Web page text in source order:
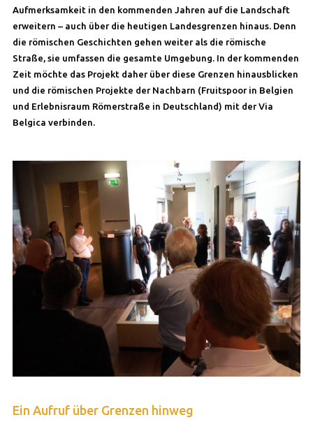
Aufmerksamkeit in den kommenden Jahren auf die Landschaft
erweitern – auch über die heutigen Landesgrenzen hinaus. Denn
die römischen Geschichten gehen weiter als die römische
Straße, sie umfassen die gesamte Umgebung. In der kommenden
Zeit möchte das Projekt daher über diese Grenzen hinausblicken
und die römischen Projekte der Nachbarn (Fruitspoor in Belgien
und Erlebnisraum Römerstraße in Deutschland) mit der Via
Belgica verbinden.
Ein Aufruf über Grenzen hinweg